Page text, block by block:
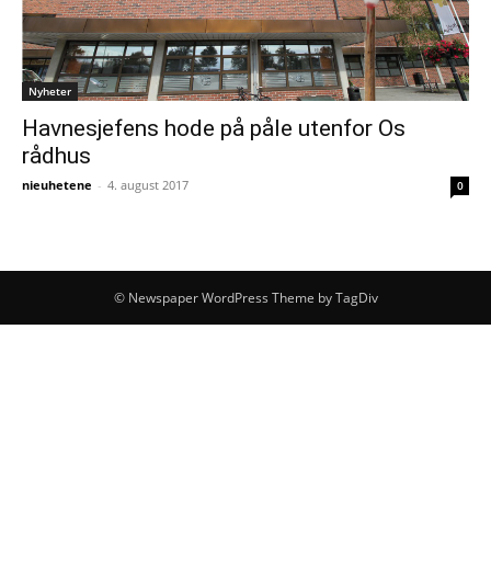
Nyheter
Havnesjefens hode på påle utenfor Os
rådhus
nieuhetene - 4. august 2017 0
© Newspaper WordPress Theme by TagDiv